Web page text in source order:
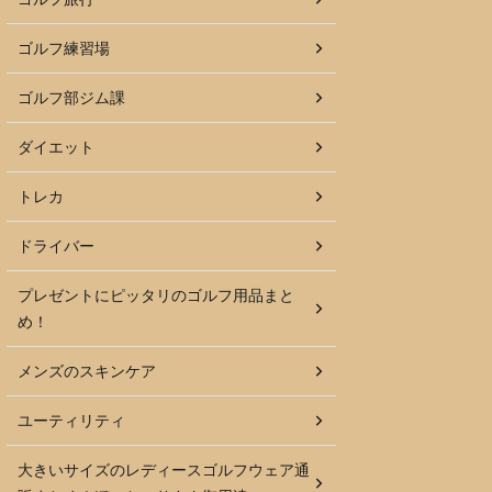
ゴルフ練習場
ゴルフ部ジム課
ダイエット
トレカ
ドライバー
プレゼントにピッタリのゴルフ用品まと
め！
メンズのスキンケア
ユーティリティ
大きいサイズのレディースゴルフウェア通